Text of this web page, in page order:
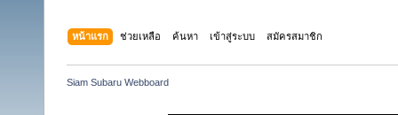
หน้าแรก ช่วยเหลือ ค้นหา เข้าสู่ระบบ สมัครสมาชิก
Siam Subaru Webboard